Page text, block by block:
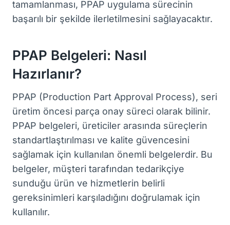
tamamlanması, PPAP uygulama sürecinin
başarılı bir şekilde ilerletilmesini sağlayacaktır.
PPAP Belgeleri: Nasıl
Hazırlanır?
PPAP (Production Part Approval Process), seri
üretim öncesi parça onay süreci olarak bilinir.
PPAP belgeleri, üreticiler arasında süreçlerin
standartlaştırılması ve kalite güvencesini
sağlamak için kullanılan önemli belgelerdir. Bu
belgeler, müşteri tarafından tedarikçiye
sunduğu ürün ve hizmetlerin belirli
gereksinimleri karşıladığını doğrulamak için
kullanılır.